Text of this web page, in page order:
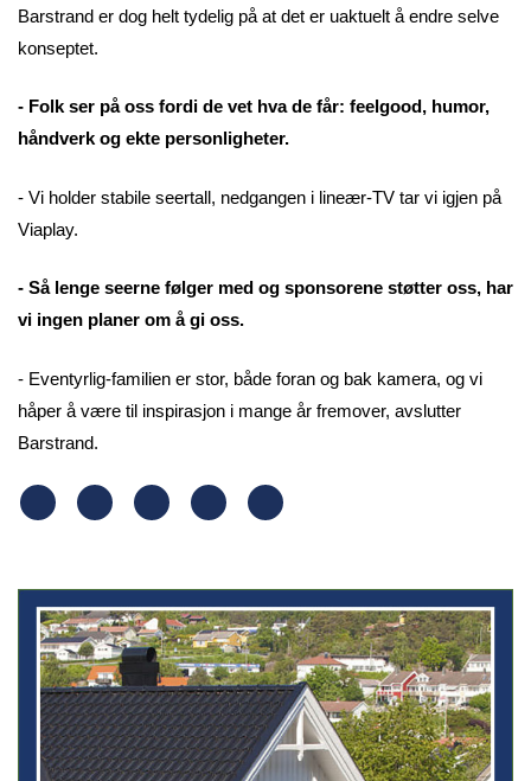
Barstrand er dog helt tydelig på at det er uaktuelt å endre selve
konseptet.
- Folk ser på oss fordi de vet hva de får: feelgood, humor,
håndverk og ekte personligheter.
- Vi holder stabile seertall, nedgangen i lineær-TV tar vi igjen på
Viaplay.
- Så lenge seerne følger med og sponsorene støtter oss, har
vi ingen planer om å gi oss.
- Eventyrlig-familien er stor, både foran og bak kamera, og vi
håper å være til inspirasjon i mange år fremover, avslutter
Barstrand.